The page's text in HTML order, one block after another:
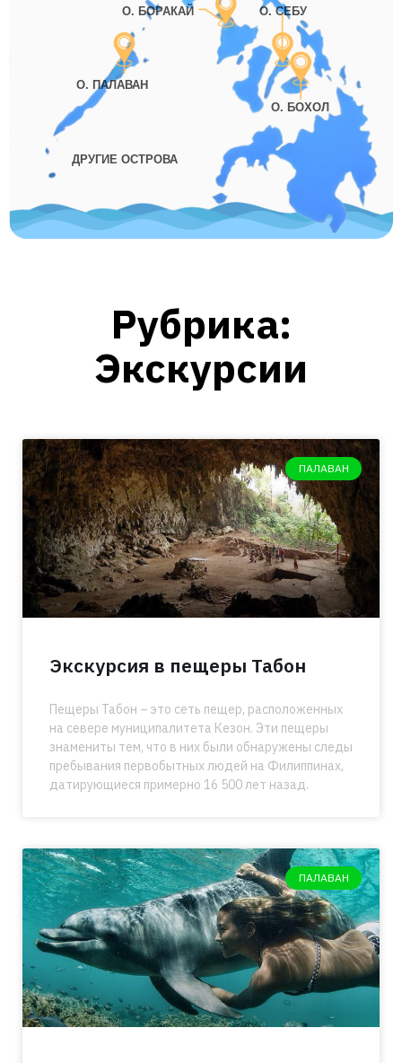
О. БОРАКАЙ
О. ПАЛАВАН
О. СЕБУ
О. БОХОЛ
ДРУГИЕ ОСТРОВА
Рубрика:
Экскурсии
ПАЛАВАН
Экскурсия в пещеры Табон
Пещеры Табон – это сеть пещер, расположенных
на севере муниципалитета Кезон. Эти пещеры
знамениты тем, что в них были обнаружены следы
пребывания первобытных людей на Филиппинах,
датирующиеся примерно 16 500 лет назад.
ПАЛАВАН